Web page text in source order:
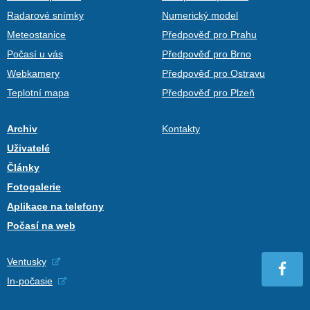
Radarové snímky
Meteostanice
Počasí u vás
Webkamery
Teplotní mapa
Numerický model
Předpověď pro Prahu
Předpověď pro Brno
Předpověď pro Ostravu
Předpověď pro Plzeň
Archiv
Uživatelé
Články
Fotogalerie
Aplikace na telefony
Počasí na web
Kontakty
Ventusky
In-počasie